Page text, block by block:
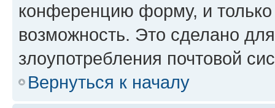
конференцию форму, и
возможность. Это сделано
злоупотребления почтовой
Вернуться к началу